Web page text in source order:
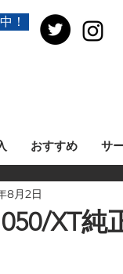
！
おすすめ サ
XT純
8月2日